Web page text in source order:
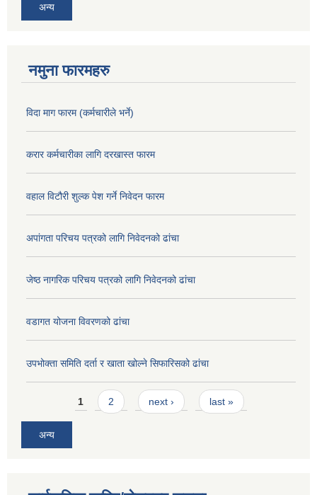
अन्य
नमुना फारमहरु
विदा माग फारम (कर्मचारीले भर्ने)
करार कर्मचारीका लागि दरखास्त फारम
वहाल विटौरी शुल्क पेश गर्ने निवेदन फारम
अपांगता परिचय पत्रको लागि निवेदनको ढांचा
जेष्ठ नागरिक परिचय पत्रको लागि निवेदनको ढांचा
वडागत योजना विवरणको ढांचा
उपभोक्ता समिति दर्ता र खाता खोल्ने सिफारिसको ढांचा
Pages1 2 next › last »
अन्य